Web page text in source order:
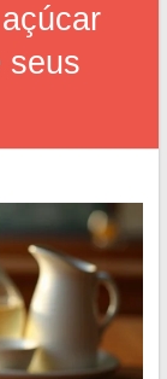
seus